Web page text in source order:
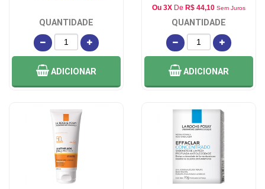
QUANTIDADE
ADICIONAR
Ou 3X De R$ 44,10 Sem Juros
QUANTIDADE
ADICIONAR